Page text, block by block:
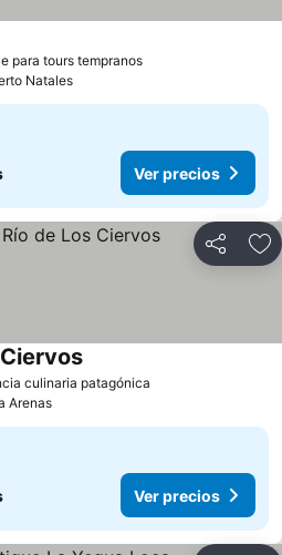
para tours tempranosVer precios
Natales
Ver precios
Compartir
culinaria patagónica
Ver precios
Arenas
Ver precios